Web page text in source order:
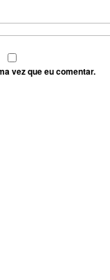
vez que eu comentar.